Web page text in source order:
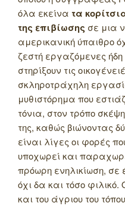
όλα εκείνα τα
της επιβίωσης σε μια
αμερικανική ύπαιθρο
ζεστή εργαζόμενες
στηρίξουν τις
σκληροτράχηλη
μυθιστόρημα που
τόνια, στον τρόπο
της, καθώς βιώνοντας
είναι λίγες οι φορές
υποχωρεί και
πρόωρη ενηλικίωση, σε
όχι δα και τόσο
και του άγριου του